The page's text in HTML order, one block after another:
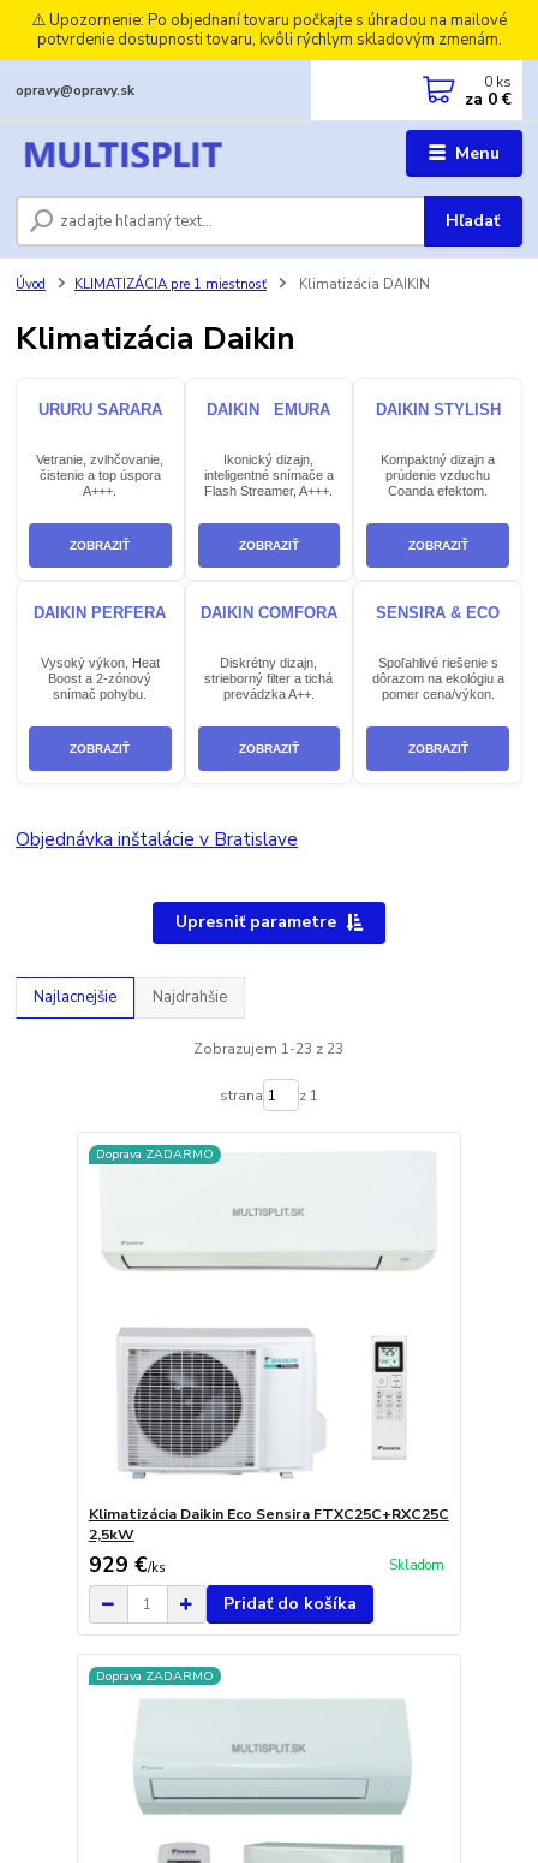
⚠️ Upozornenie: Po objednaní tovaru počkajte s úhradou na mailové
potvrdenie dostupnosti tovaru, kvôli rýchlym skladovým zmenám.
Menu
Hľadať
opravy@opravy.sk 0 ks
za 0 €
Úvod KLIMATIZÁCIA pre 1 miestnosť Klimatizácia DAIKIN
Klimatizácia Daikin
URURU SARARA
Vetranie, zvlhčovanie,
čistenie a top úspora
A+++.
ZOBRAZIŤ
DAIKIN EMURA
Ikonický dizajn,
inteligentné snímače a
Flash Streamer, A+++.
ZOBRAZIŤ
DAIKIN STYLISH
Kompaktný dizajn a
prúdenie vzduchu
Coanda efektom.
ZOBRAZIŤ
DAIKIN PERFERA
Vysoký výkon, Heat
Boost a 2-zónový
snímač pohybu.
ZOBRAZIŤ
DAIKIN COMFORA
Diskrétny dizajn,
strieborný filter a tichá
prevádzka A++.
ZOBRAZIŤ
SENSIRA & ECO
Spoľahlivé riešenie s
dôrazom na ekológiu a
pomer cena/výkon.
ZOBRAZIŤ
Objednávka inštalácie v Bratislave
Upresniť parametre
Najlacnejšie Najdrahšie
Zobrazujem 1-23 z 23
strana z 1
Doprava ZADARMO
Klimatizácia Daikin Eco Sensira FTXC25C+RXC25C
2,5kW
929 €/ks Skladom
Pridať do košíka
Doprava ZADARMO